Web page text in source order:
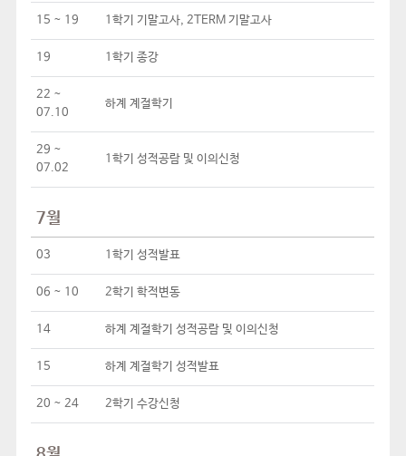
15 ~ 19 1학기 기말고사, 2TERM 기말고사
19 1학기 종강
22 ~
07.10
하계 계절학기
29 ~
07.02
1학기 성적공람 및 이의신청
7월
03 1학기 성적발표
06 ~ 10 2학기 학적변동
14 하계 계절학기 성적공람 및 이의신청
15 하계 계절학기 성적발표
20 ~ 24 2학기 수강신청